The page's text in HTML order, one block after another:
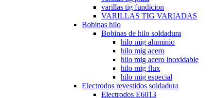
varillas tig fundicion
VARILLAS TIG VARIADAS
Bobinas hilo
Bobinas de hilo soldadura
hilo mig aluminio
hilo mig acero
hilo mig acero inoxidable
hilo mig flux
hilo mig especial
Electrodos revestidos soldadura
Electrodos E6013